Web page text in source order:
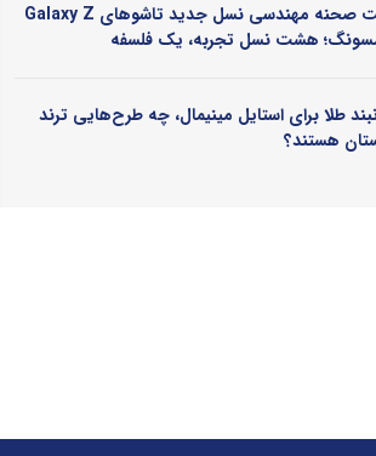
پشت صحنه مهندسی نسل جدید تاشوهای Galaxy Z
هشت نسل تجربه، یک فلسفه
طلا برای استایل مینیمال، چه طرح‌هایی ترند
هستند؟